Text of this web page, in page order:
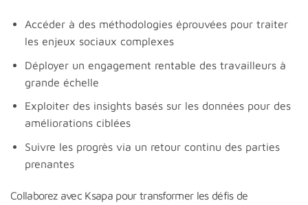
Accéder à des méthodologies éprouvées pour traiter
les enjeux sociaux complexes
Déployer un engagement rentable des travailleurs à
grande échelle
Exploiter des insights basés sur les données pour des
améliorations ciblées
Suivre les progrès via un retour continu des parties
prenantes
Collaborez avec Ksapa pour transformer les défis de